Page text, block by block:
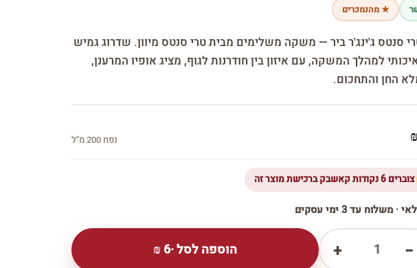
★ מהנמכרים
סנטס ג'ינג'ר ביר — משקה משלימים מבית טרי סנטס מיוון. שדרוג גמיש
למהלך המשקה, עם איזון בין חודרנות לגוף, מציג אופיו המרענן,
החן והתחכום.
₪ נפח 200 מ''ל
צוברים 6 נקודות קאשבק ברכישת מוצר זה
· משלוח עד 3 ימי עסקים
−
1
+ הוספה לסל ·6
₪